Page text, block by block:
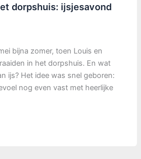
dorpshuis: ijsjesavond
bijna zomer, toen Louis en
in het dorpshuis. En wat
ijs? Het idee was snel geboren:
nog even vast met heerlijke